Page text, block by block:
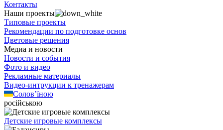
Контакты
Наши проекты
Типовые проекты
Рекомендации по подготовке основ
Цветовые решения
Медиа и новости
Новости и события
Фото и видео
Рекламные материалы
Видео-интрукции к тренажерам
Солов’їною
російською
Детские игровые комплексы